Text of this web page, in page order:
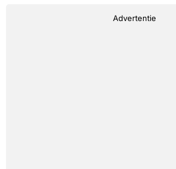
Advertentie